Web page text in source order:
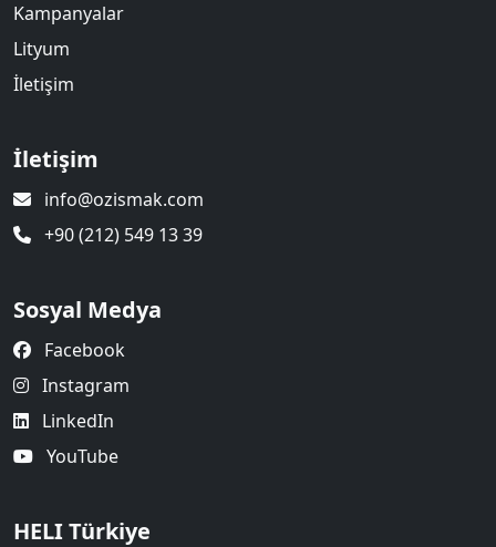
Kampanyalar
Lityum
İletişim
İletişim
info@ozismak.com
+90 (212) 549 13 39
Sosyal Medya
Facebook
Instagram
LinkedIn
YouTube
HELI Türkiye